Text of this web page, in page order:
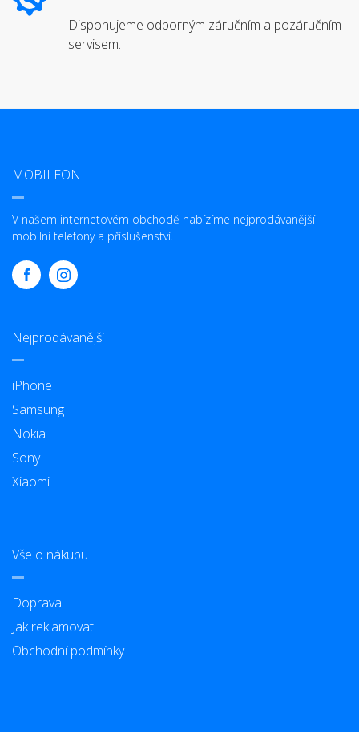
Disponujeme odborným záručním a pozáručním
servisem.
MOBILEON
V našem internetovém obchodě nabízíme nejprodávanější
mobilní telefony a příslušenství.
Nejprodávanější
iPhone
Samsung
Nokia
Sony
Xiaomi
Vše o nákupu
Doprava
Jak reklamovat
Obchodní podmínky